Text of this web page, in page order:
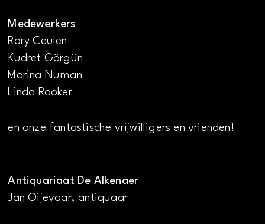
Medewerkers
Rory Ceulen
Kudret Görgün
Marina Numan
Linda Rooker
en onze fantastische vrijwilligers en vrienden!
Antiquariaat De Alkenaer
Jan Oijevaar, antiquaar